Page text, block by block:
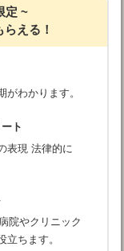
定 ~
える！
がわかります。
ト
表現 法律的に
院やクリニック
ちます。